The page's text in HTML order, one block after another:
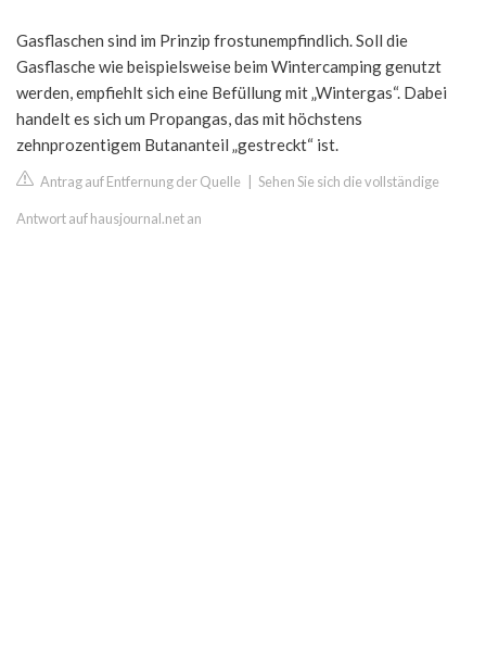
Gasflaschen sind im Prinzip frostunempfindlich. Soll die
Gasflasche wie beispielsweise beim Wintercamping genutzt
werden, empfiehlt sich eine Befüllung mit „Wintergas“. Dabei
handelt es sich um Propangas, das mit höchstens
zehnprozentigem Butananteil „gestreckt“ ist.
Antrag auf Entfernung der Quelle Sehen Sie sich die vollständige
Antwort auf hausjournal.net an